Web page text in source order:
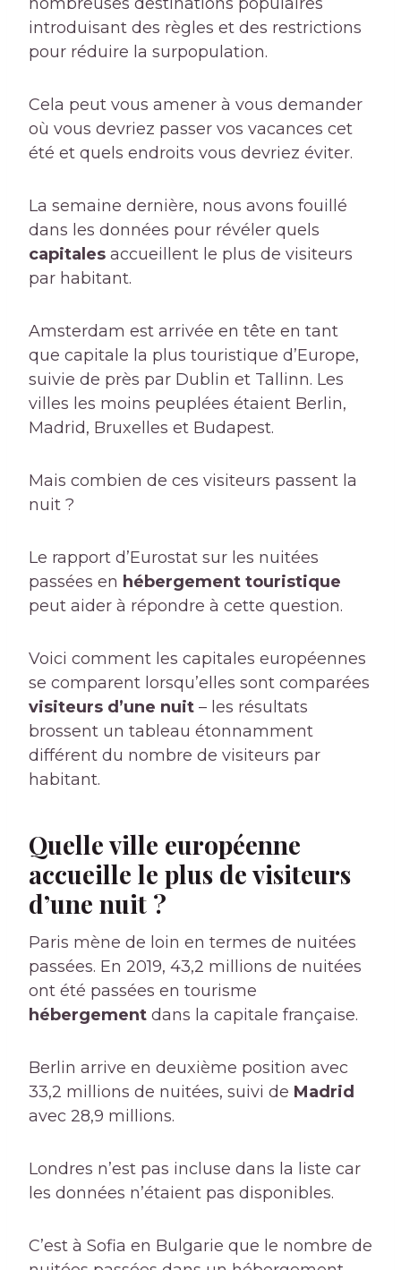
nombreuses destinations populaires
introduisant des règles et des restrictions
pour réduire la surpopulation.
Cela peut vous amener à vous demander
où vous devriez passer vos vacances cet
été et quels endroits vous devriez éviter.
La semaine dernière, nous avons fouillé
dans les données pour révéler quels
capitales accueillent le plus de visiteurs
par habitant.
Amsterdam est arrivée en tête en tant
que capitale la plus touristique d’Europe,
suivie de près par Dublin et Tallinn. Les
villes les moins peuplées étaient Berlin,
Madrid, Bruxelles et Budapest.
Mais combien de ces visiteurs passent la
nuit ?
Le rapport d’Eurostat sur les nuitées
passées en hébergement touristique
peut aider à répondre à cette question.
Voici comment les capitales européennes
se comparent lorsqu’elles sont comparées
visiteurs d’une nuit – les résultats
brossent un tableau étonnamment
différent du nombre de visiteurs par
habitant.
Quelle ville européenne
accueille le plus de visiteurs
d’une nuit ?
Paris mène de loin en termes de nuitées
passées. En 2019, 43,2 millions de nuitées
ont été passées en tourisme
hébergement dans la capitale française.
Berlin arrive en deuxième position avec
33,2 millions de nuitées, suivi de Madrid
avec 28,9 millions.
Londres n’est pas incluse dans la liste car
les données n’étaient pas disponibles.
C’est à Sofia en Bulgarie que le nombre de